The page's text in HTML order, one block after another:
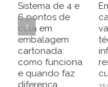
Sistema de 4 e
6 pontos de
cola em
embalagem
cartonada:
como funciona
e quando faz
diferença